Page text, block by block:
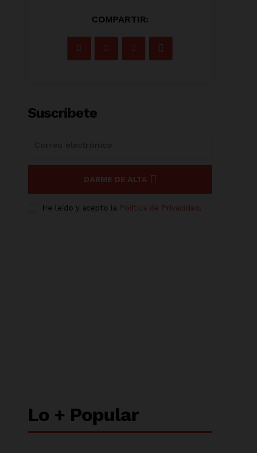
COMPARTIR:
Suscríbete
DARME DE ALTA
He leído y acepto la Política de Privacidad
Lo + Popular